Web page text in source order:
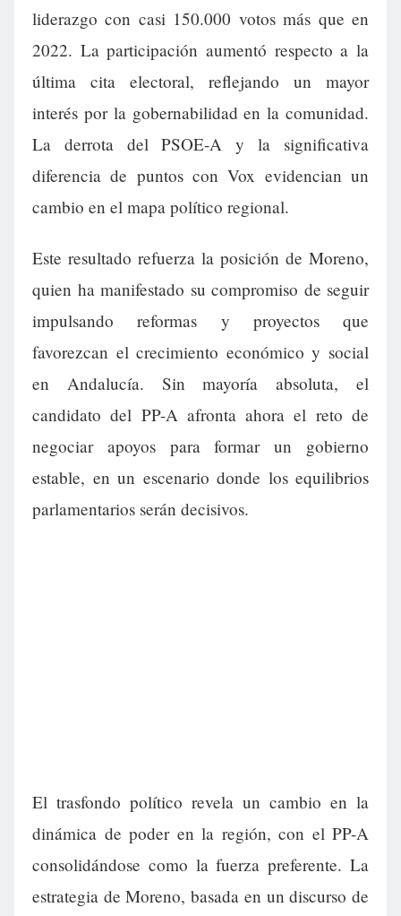
liderazgo con casi 150.000 votos más que en
2022. La participación aumentó respecto a la
última cita electoral, reflejando un mayor
interés por la gobernabilidad en la comunidad.
La derrota del PSOE-A y la significativa
diferencia de puntos con Vox evidencian un
cambio en el mapa político regional.
Este resultado refuerza la posición de Moreno,
quien ha manifestado su compromiso de seguir
impulsando reformas y proyectos que
favorezcan el crecimiento económico y social
en Andalucía. Sin mayoría absoluta, el
candidato del PP-A afronta ahora el reto de
negociar apoyos para formar un gobierno
estable, en un escenario donde los equilibrios
parlamentarios serán decisivos.
El trasfondo político revela un cambio en la
dinámica de poder en la región, con el PP-A
consolidándose como la fuerza preferente. La
estrategia de Moreno, basada en un discurso de